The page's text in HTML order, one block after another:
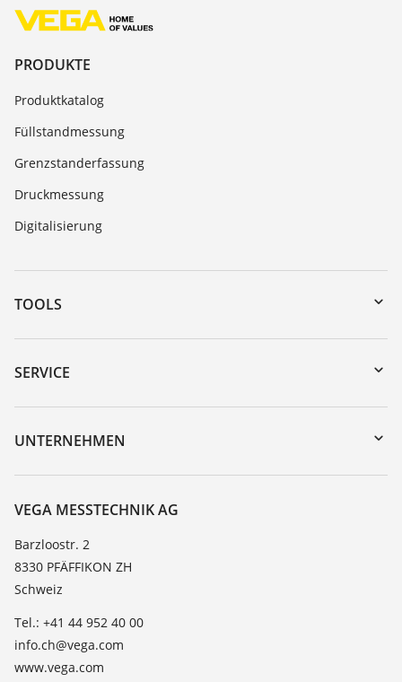
PRODUKTE
Produktkatalog
Füllstandmessung
Grenzstanderfassung
Druckmessung
Digitalisierung
TOOLS
Download-Center
Gerätesuche (Seriennummer)
DTM Collection/PACTware
SERVICE
Geräterücksendung
Trainings
Beständigkeitsliste
TeamViewer
UNTERNEHMEN
Über VEGA
Kontakt
News
Presse
Blog
VEGA MESSTECHNIK AG
Barzloostr. 2
8330 PFÄFFIKON ZH
Schweiz
Tel.: +41 44 952 40 00
info.ch@vega.com
www.vega.com